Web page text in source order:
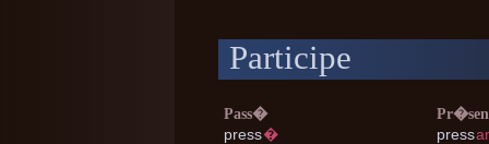
Participe
Pass�
press�
press